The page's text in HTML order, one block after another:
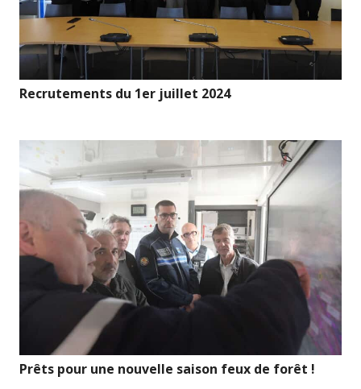
Recrutements du 1er juillet 2024
Prêts pour une nouvelle saison feux de forêt !